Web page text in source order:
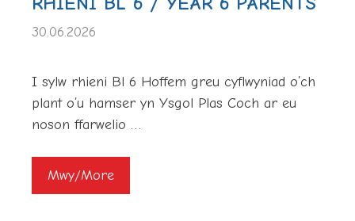
30.06.2026
I sylw rhieni Bl 6 Hoffem greu cyflwyniad o’ch
plant o’u hamser yn Ysgol Plas Coch ar eu
noson ffarwelio …
Mwy/More